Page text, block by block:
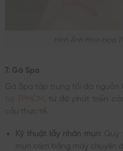
Hình Ảnh Minh Họa
7. Gà Spa
Gà Spa tập trung tối đa nguồn
, từ đó phát triển
cầu thực tế.
Kỹ thuật lấy nhân mụn: Quy
mụn cám bằng máy chuyên